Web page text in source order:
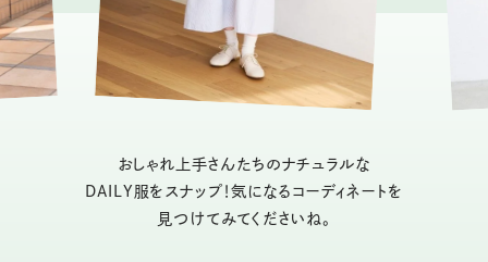
おしゃれ上手さんたちのナチュラルな
DAILY服をスナップ！気になるコーディネートを
見つけてみてくださいね。